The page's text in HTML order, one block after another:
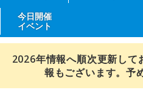
今日開催
イベント
2026年情報へ順次更新し
報もございます。予